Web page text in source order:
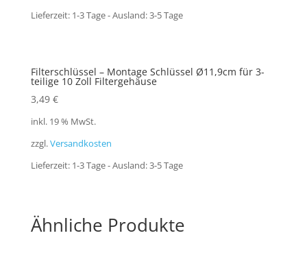
Lieferzeit: 1-3 Tage - Ausland: 3-5 Tage
Filterschlüssel – Montage Schlüssel Ø11,9cm für 3-
teilige 10 Zoll Filtergehäuse
3,49 €
inkl. 19 % MwSt.
zzgl.Versandkosten
Lieferzeit: 1-3 Tage - Ausland: 3-5 Tage
Ähnliche Produkte